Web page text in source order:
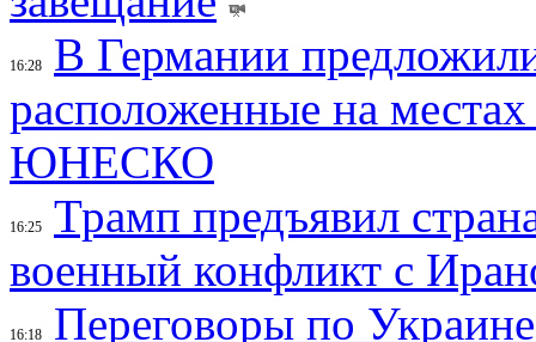
16:28
В Германии
расположенные на
ЮНЕСКО
16:25
Трамп предъявил
военный конфликт с
16:18
Переговоры по